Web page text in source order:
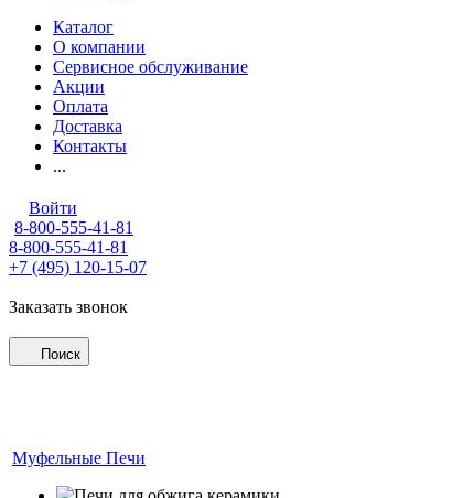
Каталог
О компании
Сервисное обслуживание
Акции
Оплата
Доставка
Контакты
...
Войти
8-800-555-41-81
8-800-555-41-81
+7 (495) 120-15-07
Заказать звонок
Поиск
Муфельные Печи